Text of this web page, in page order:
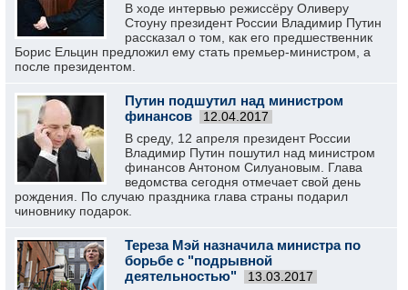
В ходе интервью режиссёру Оливеру
Стоуну президент России Владимир Путин
рассказал о том, как его предшественник
Борис Ельцин предложил ему стать премьер-министром, а
после президентом.
Путин подшутил над министром
финансов
12.04.2017
В среду, 12 апреля президент России
Владимир Путин пошутил над министром
финансов Антоном Силуановым. Глава
ведомства сегодня отмечает свой день
рождения. По случаю праздника глава страны подарил
чиновнику подарок.
Тереза Мэй назначила министра по
борьбе с "подрывной
деятельностью"
13.03.2017